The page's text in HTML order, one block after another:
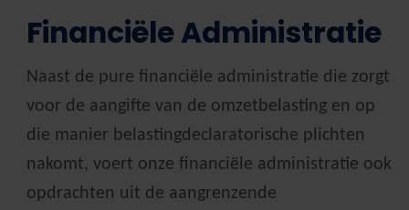
Financiële Administratie
Naast de pure financiële administratie die zorgt
voor de aangifte van de omzetbelasting en op
die manier belastingdeclaratorische plichten
nakomt, voert onze financiële administratie ook
opdrachten uit de aangrenzende